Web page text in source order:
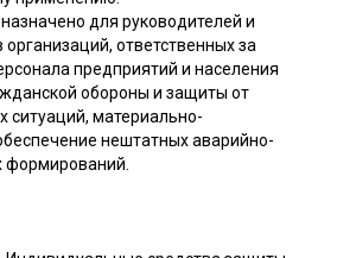
для руководителей и
организаций, ответственных за
предприятий и населения
обороны и защиты от
ситуаций, материально-
нештатных аварийно-
формирований.